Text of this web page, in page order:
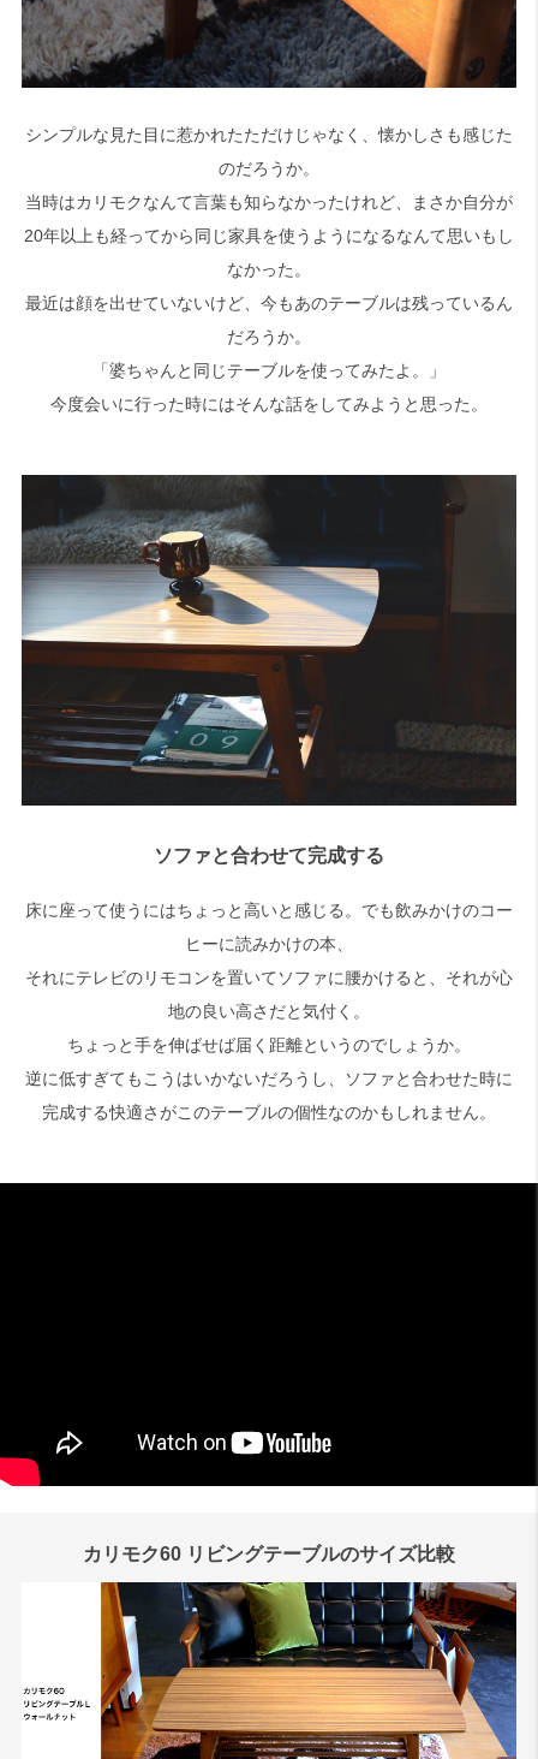
シンプルな見た目に惹かれたただけじゃなく、懐かしさも感じた
のだろうか。
当時はカリモクなんて言葉も知らなかったけれど、まさか自分が
20年以上も経ってから同じ家具を使うようになるなんて思いもし
なかった。
最近は顔を出せていないけど、今もあのテーブルは残っているん
だろうか。
「婆ちゃんと同じテーブルを使ってみたよ。」
今度会いに行った時にはそんな話をしてみようと思った。
ソファと合わせて完成する
床に座って使うにはちょっと高いと感じる。でも飲みかけのコー
ヒーに読みかけの本、
それにテレビのリモコンを置いてソファに腰かけると、それが心
地の良い高さだと気付く。
ちょっと手を伸ばせば届く距離というのでしょうか。
逆に低すぎてもこうはいかないだろうし、ソファと合わせた時に
完成する快適さがこのテーブルの個性なのかもしれません。
カリモク60 リビングテーブルのサイズ比較